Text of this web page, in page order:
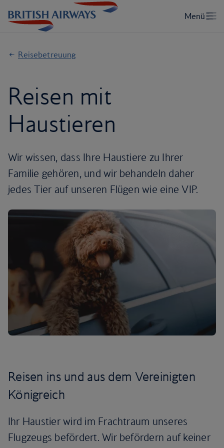
Reisebetreuung
Reisen mit
Haustieren
Wir wissen, dass Ihre Haustiere zu Ihrer
Familie gehören, und wir behandeln daher
jedes Tier auf unseren Flügen wie eine VIP.
Reisen ins und aus dem Vereinigten
Königreich
Ihr Haustier wird im Frachtraum unseres
Flugzeugs befördert. Wir befördern auf keiner